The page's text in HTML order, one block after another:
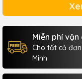
Miễn phí vận
Cho tất cả
Minh